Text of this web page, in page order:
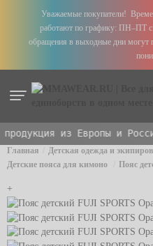
Уважаемые покупатели!
работают по графику: ПН–ПТ
обращения в выходные дни могут
из Европы и
Главная
Детская одежда и
Детские пояса для кимоно
Пояс
+